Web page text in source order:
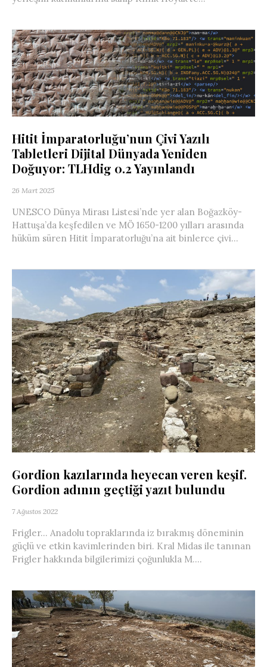
Hitit İmparatorluğu’nun Çivi Yazılı
Tabletleri Dijital Dünyada Yeniden
Doğuyor: TLHdig 0.2 Yayınlandı
26 Mart 2025
UNESCO Dünya Mirası Listesi’nde yer alan Boğazköy-
Hattuşa’da keşfedilen ve MÖ 1650-1200 yılları arasında
hüküm süren Hitit İmparatorluğu’na ait binlerce çivi...
Gordion kazılarında heyecan veren keşif.
Gordion adının geçtiği yazıt bulundu
7 Ağustos 2022
Frigler… Anadolu topraklarında iz bırakmış döneminin
güçlü ve etkin kavimlerinden biri. Kral Midas ile tanınan
Frigler hakkında bilgilerimizi çoğunlukla M....